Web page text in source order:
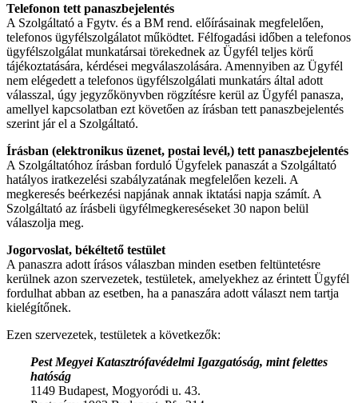
Telefonon tett panaszbejelentés
A Szolgáltató a Fgytv. és a BM rend. előírásainak megfelelően,
telefonos ügyfélszolgálatot működtet. Félfogadási időben a telefonos
ügyfélszolgálat munkatársai törekednek az Ügyfél teljes körű
tájékoztatására, kérdései megválaszolására. Amennyiben az Ügyfél
nem elégedett a telefonos ügyfélszolgálati munkatárs által adott
válasszal, úgy jegyzőkönyvben rögzítésre kerül az Ügyfél panasza,
amellyel kapcsolatban ezt követően az írásban tett panaszbejelentés
szerint jár el a Szolgáltató.
Írásban (elektronikus üzenet, postai levél,) tett panaszbejelentés
A Szolgáltatóhoz írásban forduló Ügyfelek panaszát a Szolgáltató
hatályos iratkezelési szabályzatának megfelelően kezeli. A
megkeresés beérkezési napjának annak iktatási napja számít. A
Szolgáltató az írásbeli ügyfélmegkereséseket 30 napon belül
válaszolja meg.
Jogorvoslat, békéltető testület
A panaszra adott írásos válaszban minden esetben feltüntetésre
kerülnek azon szervezetek, testületek, amelyekhez az érintett Ügyfél
fordulhat abban az esetben, ha a panaszára adott választ nem tartja
kielégítőnek.
Ezen szervezetek, testületek a következők:
Pest Megyei Katasztrófavédelmi Igazgatóság, mint felettes
hatóság
1149 Budapest, Mogyoródi u. 43.